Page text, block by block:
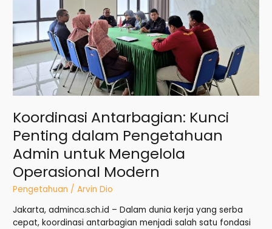
Koordinasi Antarbagian: Kunci
Penting dalam Pengetahuan
Admin untuk Mengelola
Operasional Modern
Pengetahuan /Arvin Dio
Jakarta, adminca.sch.id – Dalam dunia kerja yang serba
cepat, koordinasi antarbagian menjadi salah satu fondasi
Mengelola
Operasional
Modern